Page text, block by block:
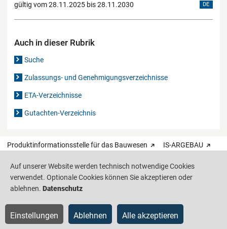
gültig vom 28.11.2025 bis 28.11.2030
DE
Auch in dieser Rubrik
Suche
Zulassungs- und Genehmigungsverzeichnisse
ETA-Verzeichnisse
Gutachten-Verzeichnis
Produktinformationsstelle für das Bauwesen IS-ARGEBAU
Barrierefreiheit Datenschutz Impressum Sitemap
Auf unserer Website werden technisch notwendige Cookies
verwendet. Optionale Cookies können Sie akzeptieren oder
ablehnen. Datenschutz
Einstellungen Ablehnen Alle akzeptieren